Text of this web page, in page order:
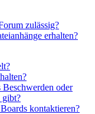
zulässig?
erhalten?
oder
gibt?
kontaktieren?